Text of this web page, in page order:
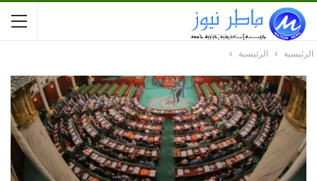
الرئيسية الرئيسية